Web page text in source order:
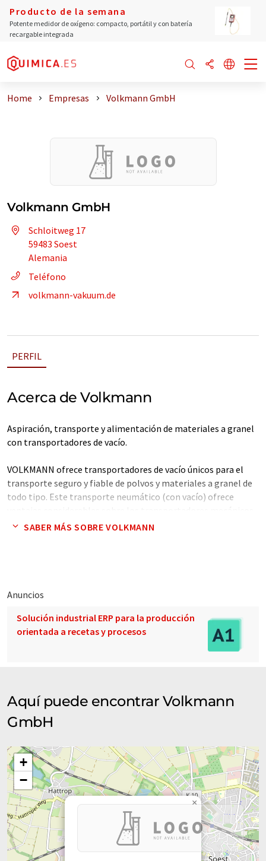
Producto de la semana
Potente medidor de oxígeno: compacto, portátil y con batería
recargable integrada
Home Empresas Volkmann GmbH
Volkmann GmbH
Schloitweg 17
59483 Soest
Alemania
Teléfono
volkmann-vakuum.de
PERFIL
Acerca de Volkmann
Aspiración, transporte y alimentación de materiales a granel
con transportadores de vacío.
VOLKMANN ofrece transportadores de vacío únicos para el
transporte seguro y fiable de polvos y materiales a granel de
todo tipo. Este transporte neumático (con vacío) ofrece
convencionales.
SABER MÁS SOBRE VOLKMANN
Anuncios
Solución industrial ERP para la producción
orientada a recetas y procesos
Aquí puede encontrar Volkmann
GmbH
×
+
−